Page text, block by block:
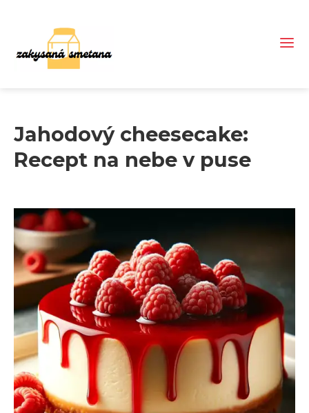
Jahodový cheesecake:
Recept na nebe v puse